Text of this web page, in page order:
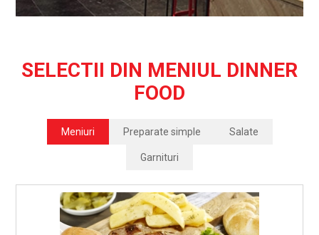
SELECTII DIN MENIUL DINNER
FOOD
Meniuri Preparate simple Salate
Garnituri